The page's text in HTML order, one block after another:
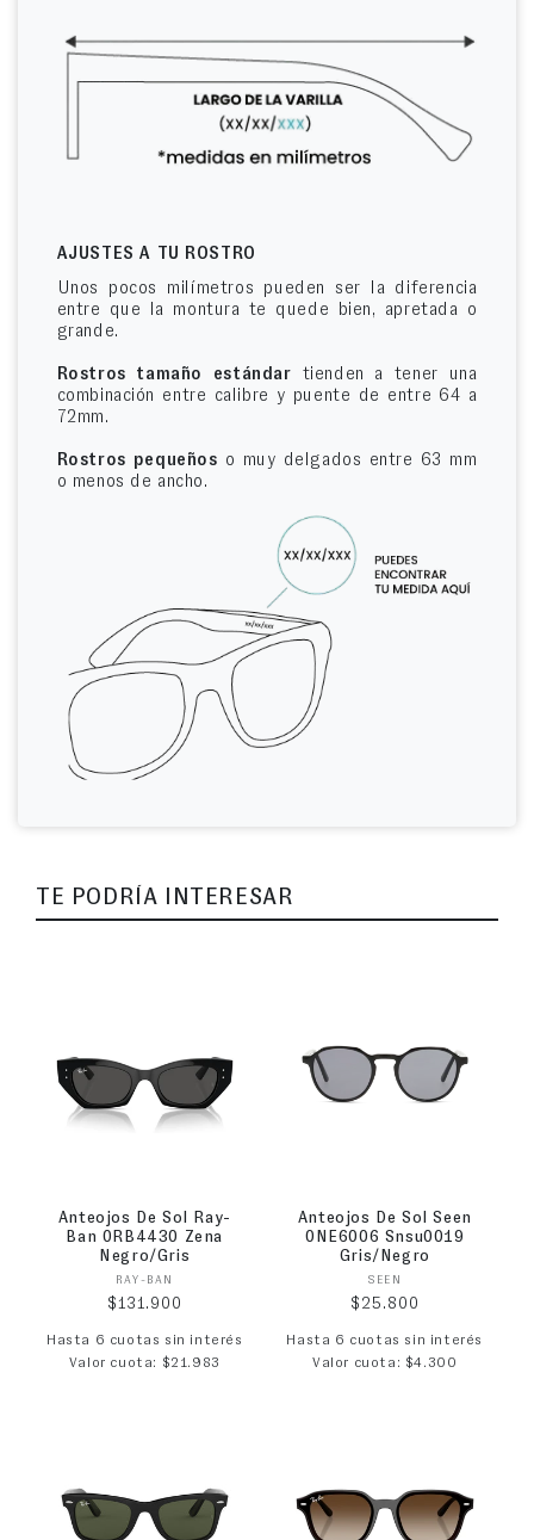
AJUSTES A TU ROSTRO
Unos pocos milímetros pueden ser la diferencia
entre que la montura te quede bien, apretada o
grande.
Rostros tamaño estándar tienden a tener una
combinación entre calibre y puente de entre 64 a
72mm.
Rostros pequeños o muy delgados entre 63 mm
o menos de ancho.
TE PODRÍA INTERESAR
Anteojos De Sol Ray-
Ban 0RB4430 Zena
Negro/Gris
Proveedor:
RAY-BAN
Precio habitual
$131.900
Hasta 6 cuotas sin interés
Valor cuota: $21.983
Anteojos De Sol Seen
0NE6006 Snsu0019
Gris/Negro
Proveedor:
SEEN
Precio habitual
$25.800
Hasta 6 cuotas sin interés
Valor cuota: $4.300